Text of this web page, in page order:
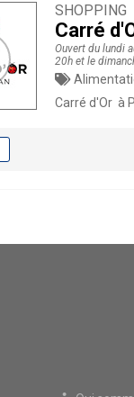
SHOPPING
Carré
Ouvert du lundi
20h et le
Carré d'Or à